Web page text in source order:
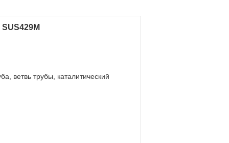
ветвь трубы, каталитический